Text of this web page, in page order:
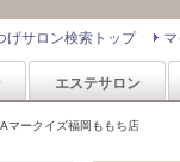
げサロン検索トップ
エステサロン
マークイズ福岡ももち店